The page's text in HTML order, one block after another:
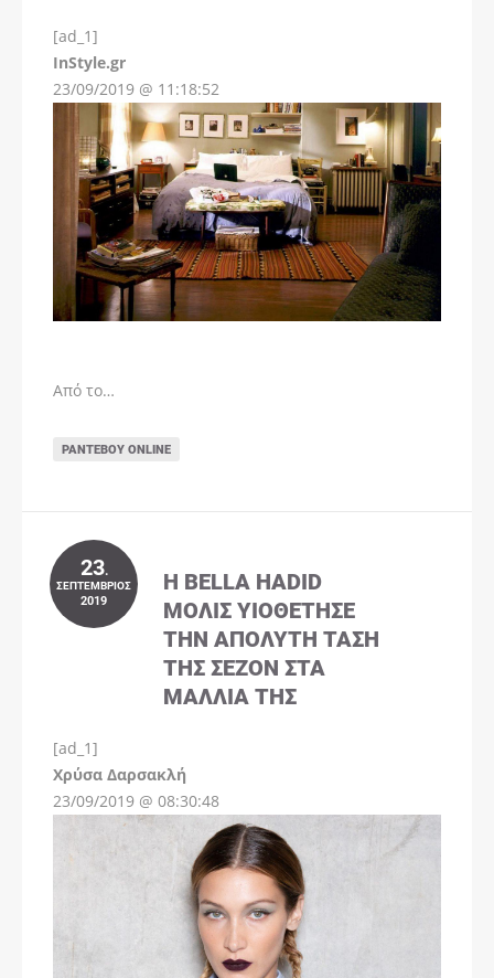
[ad_1]
InStyle.gr
23/09/2019 @ 11:18:52
Από το…
ΡΑΝΤΕΒΟΎ ONLINE
23.
ΣΕΠΤΈΜΒΡΙΟΣ
2019
Η BELLA HADID
ΜΌΛΙΣ ΥΙΟΘΈΤΗΣΕ
ΤΗΝ ΑΠΌΛΥΤΗ ΤΆΣΗ
ΤΗΣ ΣΕΖΌΝ ΣΤΑ
ΜΑΛΛΙΆ ΤΗΣ
[ad_1]
Χρύσα Δαρσακλή
23/09/2019 @ 08:30:48